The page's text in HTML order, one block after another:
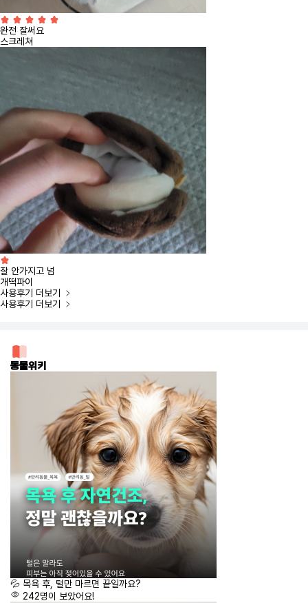
완전 잘써요
스크레쳐
잘 안가지고 넘
개떡파이
사용후기
더보기
사용후기
더보기
동물위키
💦 목욕 후, 털만 마르면 끝일까요?
242명이 보았어요!